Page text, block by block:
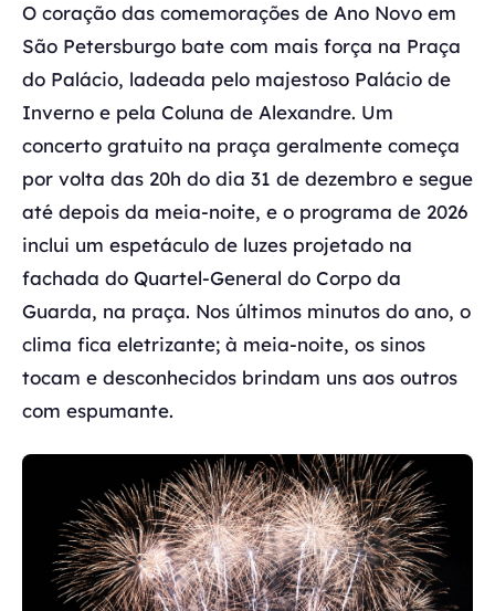
O coração das comemorações de Ano Novo em
São Petersburgo bate com mais força na Praça
do Palácio, ladeada pelo majestoso Palácio de
Inverno e pela Coluna de Alexandre. Um
concerto gratuito na praça geralmente começa
por volta das 20h do dia 31 de dezembro e segue
até depois da meia-noite, e o programa de 2026
inclui um espetáculo de luzes projetado na
fachada do Quartel-General do Corpo da
Guarda, na praça. Nos últimos minutos do ano, o
clima fica eletrizante; à meia-noite, os sinos
tocam e desconhecidos brindam uns aos outros
com espumante.